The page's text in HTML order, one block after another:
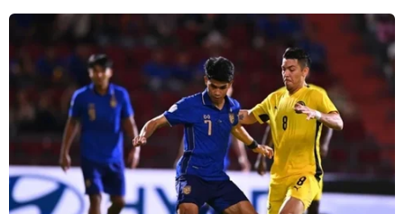
Iran-Trung Quốc thỏa thuận xây dựng
nhà máy lọc dầu 1,2 tỷ USD